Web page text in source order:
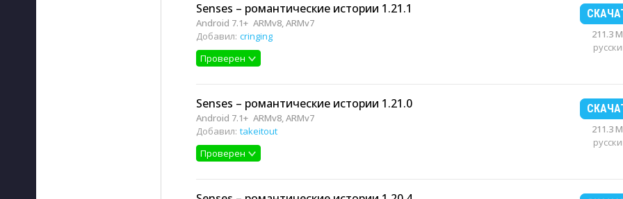
Senses – романтические истории 1.21.1
Android 7.1+ ARMv8, ARMv7
Добавил: cringing
Проверен
211.3
Senses – романтические истории 1.21.0
Android 7.1+ ARMv8, ARMv7
Добавил: takeitout
Проверен
211.3